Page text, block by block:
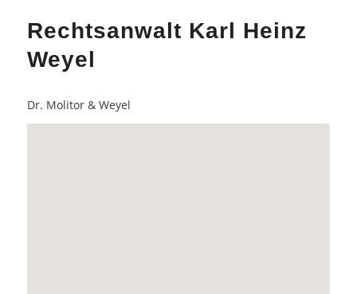
Rechtsanwalt Karl Heinz
Weyel
Dr. Molitor & Weyel